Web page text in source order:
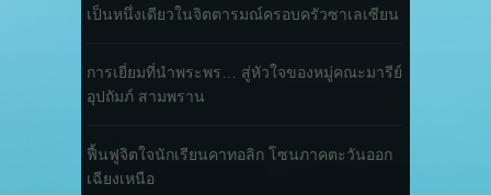
เป็นหนึ่งเดียวในจิตตารมณ์ครอบครัวซาเลเซียน
การเยี่ยมที่นำพระพร… สู่หัวใจของหมู่คณะมารีย์
อุปถัมภ์ สามพราน
ฟื้นฟูจิตใจนักเรียนคาทอลิก โซนภาคตะวันออก
เฉียงเหนือ